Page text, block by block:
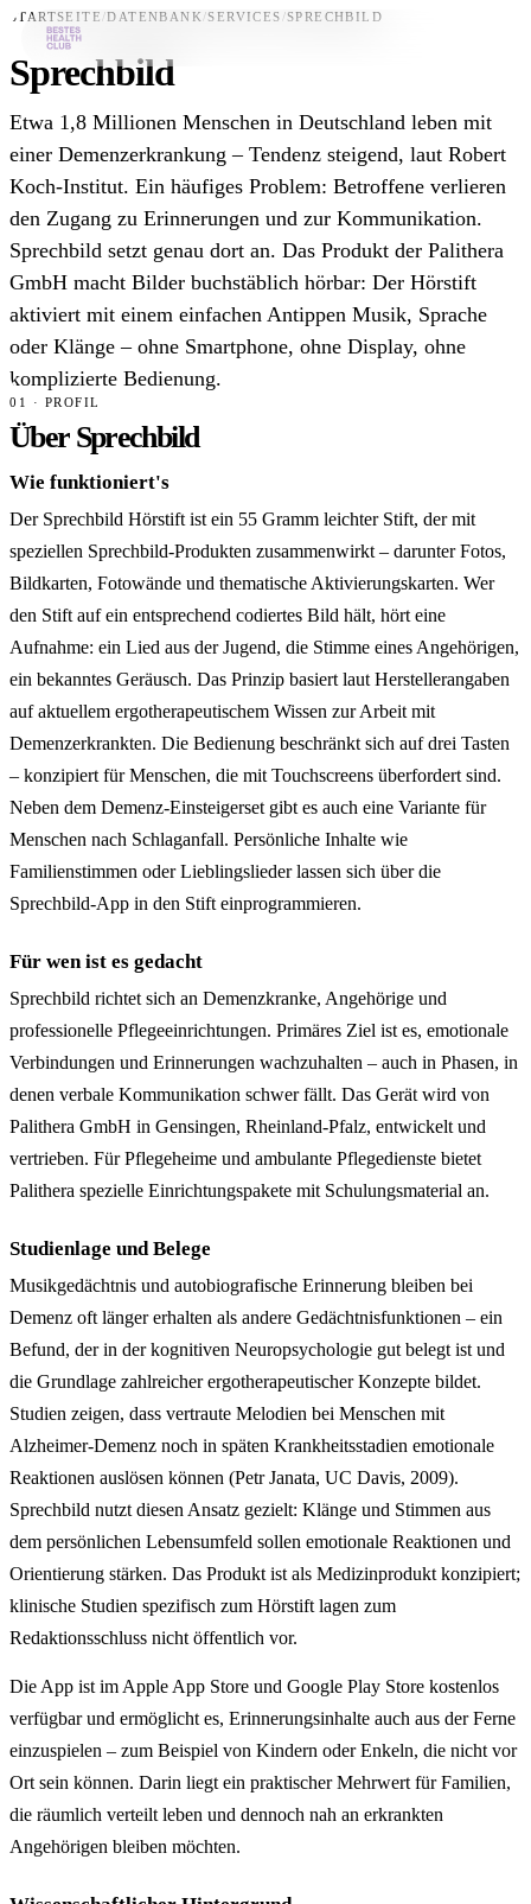
Datenbank
News
Über uns
Für Unternehmen
STARTSEITE /DATENBANK /SERVICES /SPRECHBILD
Sprechbild
Etwa 1,8 Millionen Menschen in Deutschland leben mit
einer Demenzerkrankung – Tendenz steigend, laut Robert
Koch-Institut. Ein häufiges Problem: Betroffene verlieren
den Zugang zu Erinnerungen und zur Kommunikation.
Sprechbild setzt genau dort an. Das Produkt der Palithera
GmbH macht Bilder buchstäblich hörbar: Der Hörstift
aktiviert mit einem einfachen Antippen Musik, Sprache
oder Klänge – ohne Smartphone, ohne Display, ohne
komplizierte Bedienung.
01 · PROFIL
Über Sprechbild
Wie funktioniert's
Der Sprechbild Hörstift ist ein 55 Gramm leichter Stift, der mit
speziellen Sprechbild-Produkten zusammenwirkt – darunter Fotos,
Bildkarten, Fotowände und thematische Aktivierungskarten. Wer
den Stift auf ein entsprechend codiertes Bild hält, hört eine
Aufnahme: ein Lied aus der Jugend, die Stimme eines Angehörigen,
ein bekanntes Geräusch. Das Prinzip basiert laut Herstellerangaben
auf aktuellem ergotherapeutischem Wissen zur Arbeit mit
Demenzerkrankten. Die Bedienung beschränkt sich auf drei Tasten
– konzipiert für Menschen, die mit Touchscreens überfordert sind.
Neben dem Demenz-Einsteigerset gibt es auch eine Variante für
Menschen nach Schlaganfall. Persönliche Inhalte wie
Familienstimmen oder Lieblingslieder lassen sich über die
Sprechbild-App in den Stift einprogrammieren.
Für wen ist es gedacht
Sprechbild richtet sich an Demenzkranke, Angehörige und
professionelle Pflegeeinrichtungen. Primäres Ziel ist es, emotionale
Verbindungen und Erinnerungen wachzuhalten – auch in Phasen, in
denen verbale Kommunikation schwer fällt. Das Gerät wird von
Palithera GmbH in Gensingen, Rheinland-Pfalz, entwickelt und
vertrieben. Für Pflegeheime und ambulante Pflegedienste bietet
Palithera spezielle Einrichtungspakete mit Schulungsmaterial an.
Studienlage und Belege
Musikgedächtnis und autobiografische Erinnerung bleiben bei
Demenz oft länger erhalten als andere Gedächtnisfunktionen – ein
Befund, der in der kognitiven Neuropsychologie gut belegt ist und
die Grundlage zahlreicher ergotherapeutischer Konzepte bildet.
Studien zeigen, dass vertraute Melodien bei Menschen mit
Alzheimer-Demenz noch in späten Krankheitsstadien emotionale
Reaktionen auslösen können (Petr Janata, UC Davis, 2009).
Sprechbild nutzt diesen Ansatz gezielt: Klänge und Stimmen aus
dem persönlichen Lebensumfeld sollen emotionale Reaktionen und
Orientierung stärken. Das Produkt ist als Medizinprodukt konzipiert;
klinische Studien spezifisch zum Hörstift lagen zum
Redaktionsschluss nicht öffentlich vor.
Die App ist im Apple App Store und Google Play Store kostenlos
verfügbar und ermöglicht es, Erinnerungsinhalte auch aus der Ferne
einzuspielen – zum Beispiel von Kindern oder Enkeln, die nicht vor
Ort sein können. Darin liegt ein praktischer Mehrwert für Familien,
die räumlich verteilt leben und dennoch nah an erkrankten
Angehörigen bleiben möchten.